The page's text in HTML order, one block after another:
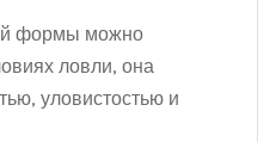
формы можно
ловли, она
уловистостью и